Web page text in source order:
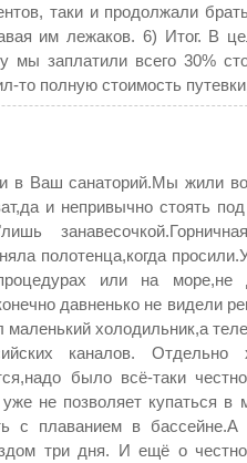
таки и продолжали
им лежаков. 6) Итог. В
мы заплатили всего 30%
то полную стоимость
в Ваш санаторий.Мы жили
и непривычно стоять
полотенца,когда
или на море,не
давненько не видели
маленький холодильник,а
каналов. Отдельно
было всё-таки
уже не позволяет купаться
с плаванием в бассейне.А
три дня. И ещё о